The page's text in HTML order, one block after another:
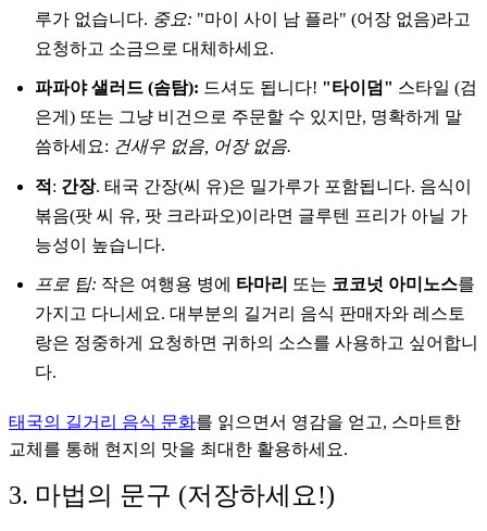
루가 없습니다. 중요: "마이 사이 남 플라" (어장 없음)라고
요청하고 소금으로 대체하세요.
파파야 샐러드 (솜탐): 드셔도 됩니다! "타이덤" 스타일 (검
은게) 또는 그냥 비건으로 주문할 수 있지만, 명확하게 말
씀하세요: 건새우 없음, 어장 없음.
적 : 간장. 태국 간장(씨 유)은 밀가루가 포함됩니다. 음식이
볶음(팟 씨 유, 팟 크라파오)이라면 글루텐 프리가 아닐 가
능성이 높습니다.
프로 팁: 작은 여행용 병에 타마리 또는 코코넛 아미노스를
가지고 다니세요. 대부분의 길거리 음식 판매자와 레스토
랑은 정중하게 요청하면 귀하의 소스를 사용하고 싶어합니
다.
태국의 길거리 음식 문화를 읽으면서 영감을 얻고, 스마트한
교체를 통해 현지의 맛을 최대한 활용하세요.
3. 마법의 문구 (저장하세요!)